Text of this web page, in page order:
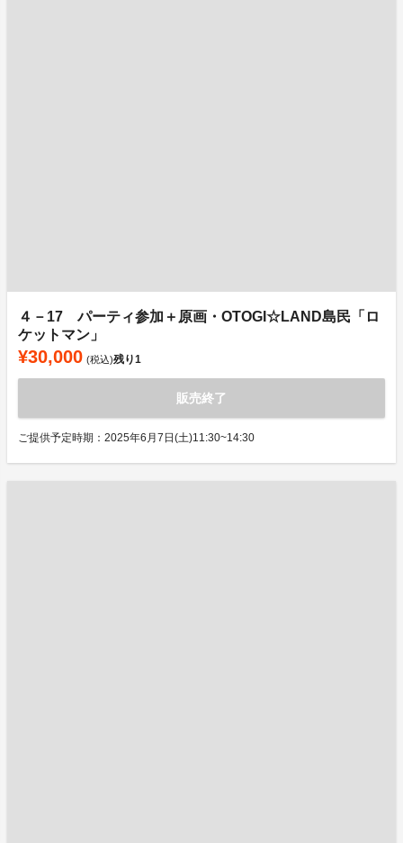
４－17 パーティ参加＋原画・OTOGI☆LAND島民「ロ
ケットマン」
¥30,000 (税込)残り1
販売終了
ご提供予定時期：2025年6月7日(土)11:30~14:30